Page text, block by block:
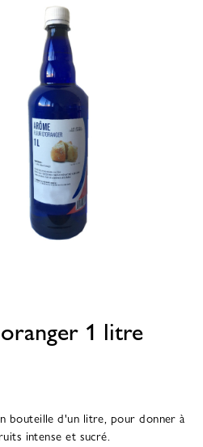
1 litre
bouteille d'un litre, pour donner à
intense et sucré.